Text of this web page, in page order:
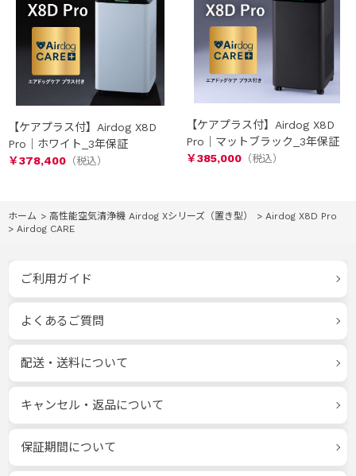
【ケアプラス付】Airdog X8D
Pro｜ホワイト_3年保証
￥378,400
【ケアプラス付】Airdog X8D
Pro｜マットブラック_3年保証
￥385,000
ホーム > 高性能空気清浄機 Airdog Xシリーズ（置き型） > Airdog X8D Pro
> Airdog CARE
ご利用ガイド
よくあるご質問
配送・送料について
キャンセル・返品について
保証期間について